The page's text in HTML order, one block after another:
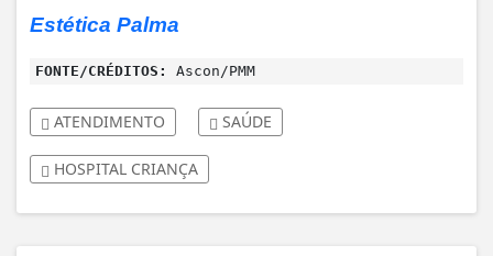
Estética Palma
FONTE/CRÉDITOS: Ascon/PMM
ATENDIMENTO SAÚDE
HOSPITAL CRIANÇA